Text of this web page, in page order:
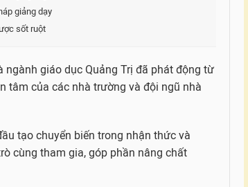
giảng dạy
sốt ruột
ngành giáo dục Quảng Trị đã phát động từ
tâm của các nhà trường và đội ngũ nhà
tạo chuyển biến trong nhận thức và
cùng tham gia, góp phần nâng chất